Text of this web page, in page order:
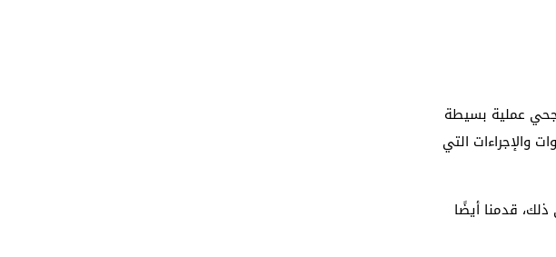
عملية بسيطة
والإجراءات التي
قدمنا أيضًا